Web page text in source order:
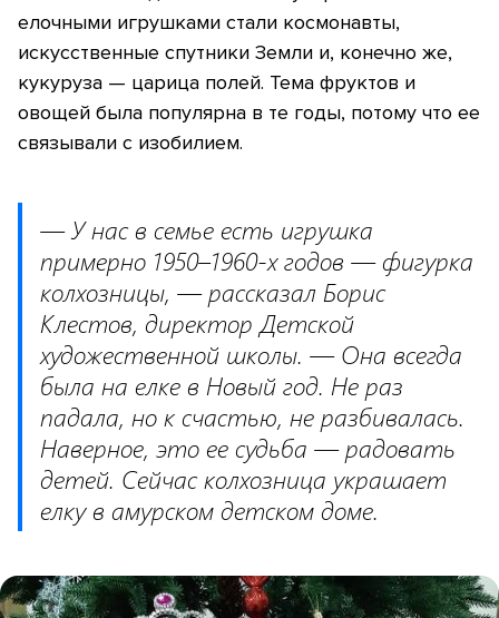
елочными игрушками стали космонавты,
искусственные спутники Земли и, конечно же,
кукуруза — царица полей. Тема фруктов и
овощей была популярна в те годы, потому что ее
связывали с изобилием.
— У нас в семье есть игрушка
примерно 1950–1960-х годов — фигурка
колхозницы, — рассказал Борис
Клестов, директор Детской
художественной школы. — Она всегда
была на елке в Новый год. Не раз
падала, но к счастью, не разбивалась.
Наверное, это ее судьба — радовать
детей. Сейчас колхозница украшает
елку в амурском детском доме.